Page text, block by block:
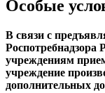
Особые
В связи с
учреждениям
учреждение
дополнительных